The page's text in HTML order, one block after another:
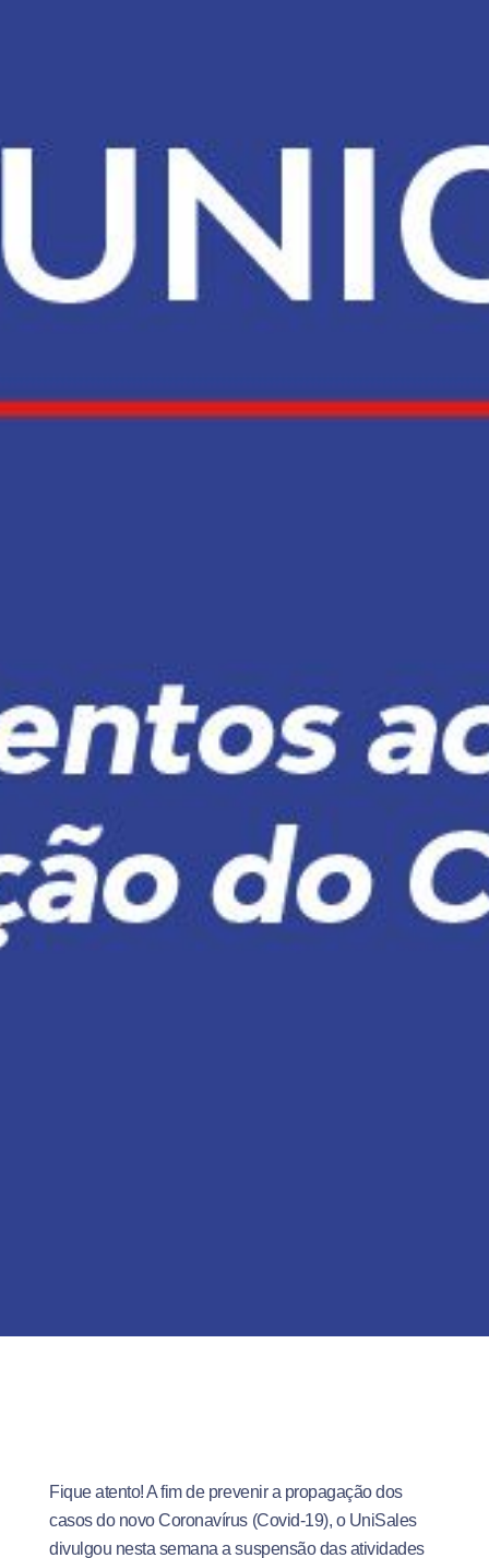
Fique atento! A fim de prevenir a propagação dos
casos do novo Coronavírus (Covid-19), o UniSales
divulgou nesta semana a suspensão das atividades